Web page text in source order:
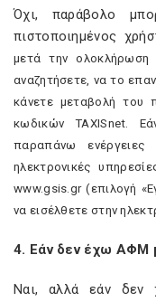
Όχι, παράβολο
πιστοποιημένος
μετά την ολοκλήρωση
αναζητήσετε, να το
κάνετε μεταβολή του
κωδικώνTAXISnet.
παραπάνω ενέργειες
ηλεκτρονικές
www.gsis.gr(επιλογή
να εισέλθετε στην
4. Εάν δεν έχω
Ναι, αλλά εάν δεν